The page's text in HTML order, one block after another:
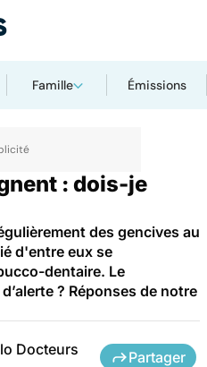
Famille Émissions
: dois-je
des gencives au
d'entre eux se
dentaire. Le
? Réponses de notre
Docteurs Partager